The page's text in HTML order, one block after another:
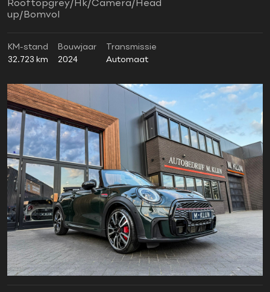
Rooftopgrey/Hk/Camera/Head
up/Bomvol
KM-stand
32.723 km
Bouwjaar
2024
Transmissie
Automaat